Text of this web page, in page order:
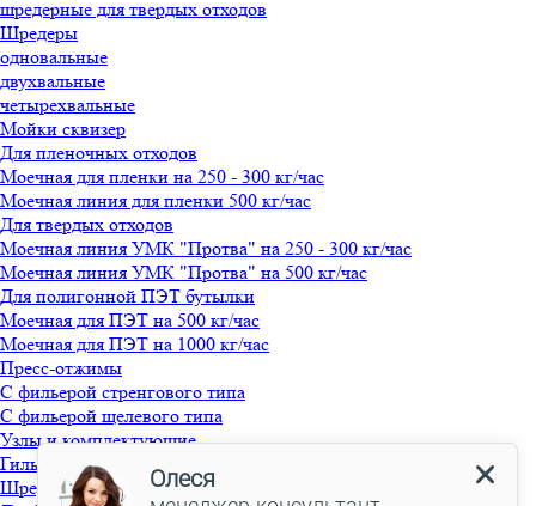
шредерные для твердых отходов
Шредеры
одновальные
двухвальные
четырехвальные
Мойки сквизер
Для пленочных отходов
Моечная для пленки на 250 - 300 кг/час
Моечная линия для пленки 500 кг/час
Для твердых отходов
Моечная линия УМК "Протва" на 250 - 300 кг/час
Моечная линия УМК "Протва" на 500 кг/час
Для полигонной ПЭТ бутылки
Моечная для ПЭТ на 500 кг/час
Моечная для ПЭТ на 1000 кг/час
Пресс-отжимы
С фильерой стренгового типа
С фильерой щелевого типа
Узлы и комплектующие
Гильотина
Шредер
Введите сообщение
Олеся
менеджер-консультант
Здравствуйте!
Олесяпечатает...